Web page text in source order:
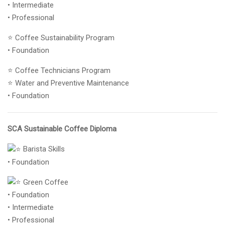
• Intermediate
• Professional
⭐ Coffee Sustainability Program
• Foundation
⭐ Coffee Technicians Program
⭐ Water and Preventive Maintenance
• Foundation
SCA Sustainable Coffee Diploma
Barista Skills
• Foundation
Green Coffee
• Foundation
• Intermediate
• Professional